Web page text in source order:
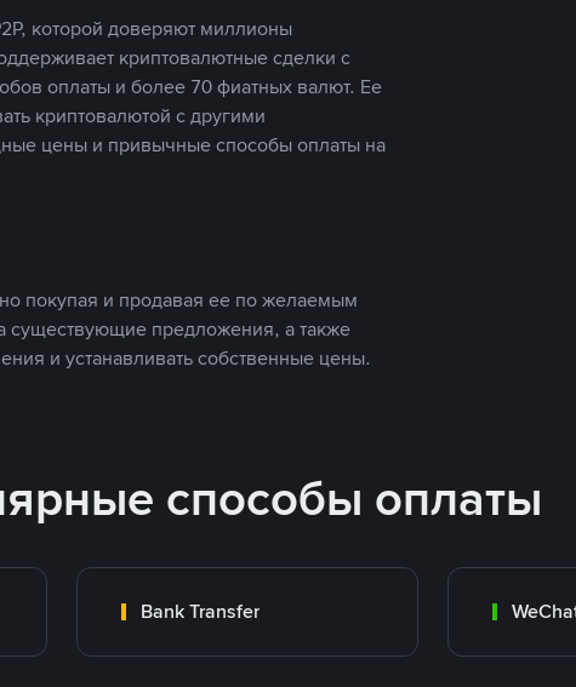
которой доверяют миллионы
криптовалютные сделки с
оплаты и более 70 фиатных валют. Ее
криптовалютой с другими
цены и привычные способы оплаты на
покупая и продавая ее по желаемым
существующие предложения, а также
и устанавливать собственные цены.
способы оплаты
Bank Transfer